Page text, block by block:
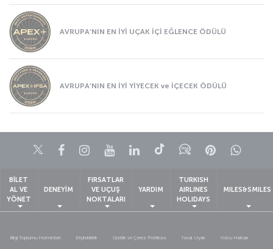
AVRUPA’NIN EN İYİ UÇAK İÇİ EĞLENCE ÖDÜLÜ
AVRUPA’NIN EN İYİ YİYECEK ve İÇECEK ÖDÜLÜ
TwitterFacebookInstagram
YoutubeLinkedIn
TiktokBlogPinterest
BİLET
AL VE
YÖNET
DENEYİM
FIRSATLAR
VE UÇUŞ
NOKTALARI
YARDIM
TURKISH
AIRLINES
HOLIDAYS
MILES&SMILES
Bilgi Toplumu Hizmetleri Erişilebilirlik Gizlilik ve Çerez Politikası Yasal Uyarı Yolcu Hakları